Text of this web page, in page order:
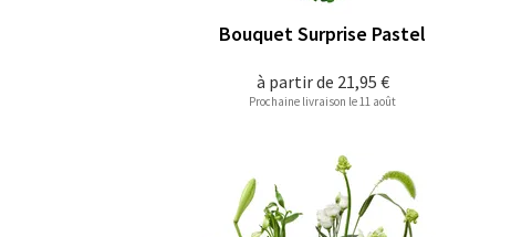
à partir de 21,95 €
Bouquet Surprise Pastel
Prochaine livraison le 11 août